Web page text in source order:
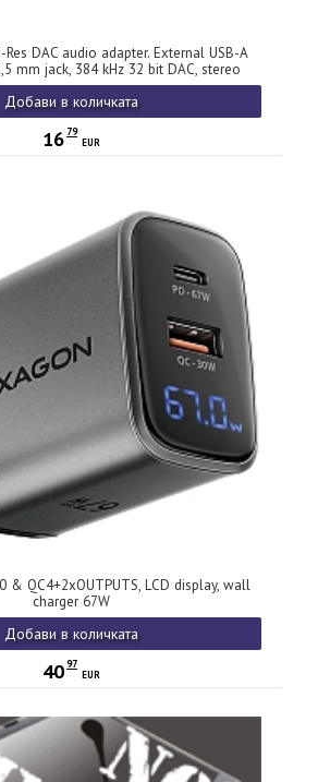
Res DAC audio adapter. External USB-A
mm jack, 384 kHz 32 bit DAC, stereo
Добави в количката
16 79
EUR
& QC4+2xOUTPUTS, LCD display, wall
charger 67W
Добави в количката
4097
EUR